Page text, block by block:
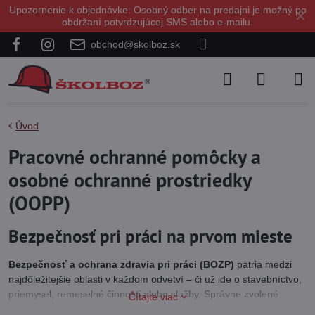
✕
Upozornenie k objednávke: Osobný odber na predajni je možný po
obdržaní potvrdzujúcej SMS alebo e-mailu.
obchod@skolboz.sk
Úvod
Pracovné ochranné pomôcky a
osobné ochranné prostriedky
(OOPP)
Bezpečnosť pri práci na prvom mieste
Bezpečnosť a ochrana zdravia pri práci (BOZP) patria medzi
najdôležitejšie oblasti v každom odvetví – či už ide o stavebníctvo,
priemysel, remeselné činnosti alebo služby. Správne zvolené
Čítajte viac